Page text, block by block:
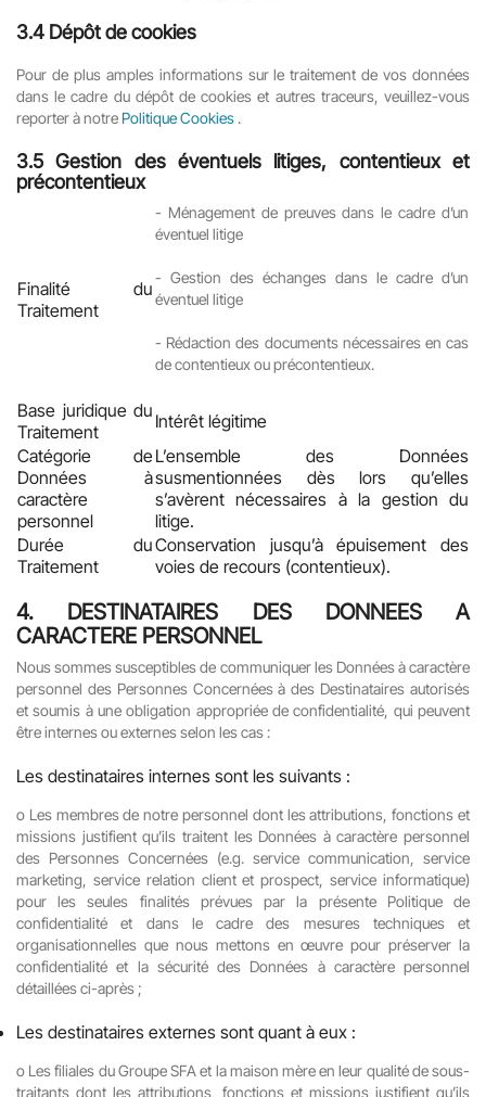
3.4 Dépôt de cookies
Pour de plus amples informations sur le traitement de vos données
dans le cadre du dépôt de cookies et autres traceurs, veuillez-vous
reporter à notre Politique Cookies .
3.5 Gestion des éventuels litiges, contentieux et
précontentieux
Finalité du
Traitement
- Ménagement de preuves dans le cadre d’un
éventuel litige
- Gestion des échanges dans le cadre d’un
éventuel litige
- Rédaction des documents nécessaires en cas
de contentieux ou précontentieux.
Base juridique du
Traitement
Intérêt légitime
Catégorie de
Données à
caractère
personnel
L’ensemble des Données
susmentionnées dès lors qu’elles
s’avèrent nécessaires à la gestion du
litige.
Durée du
Traitement
Conservation jusqu’à épuisement des
voies de recours (contentieux).
4.
DESTINATAIRES DES DONNEES A
CARACTERE PERSONNEL
Nous sommes susceptibles de communiquer les Données à caractère
personnel des Personnes Concernées à des Destinataires autorisés
et soumis à une obligation appropriée de confidentialité, qui peuvent
être internes ou externes selon les cas :
Les destinataires internes sont les suivants :
o Les membres de notre personnel dont les attributions, fonctions et
missions justifient qu’ils traitent les Données à caractère personnel
des Personnes Concernées (e.g. service communication, service
marketing, service relation client et prospect, service informatique)
pour les seules finalités prévues par la présente Politique de
confidentialité et dans le cadre des mesures techniques et
organisationnelles que nous mettons en œuvre pour préserver la
confidentialité et la sécurité des Données à caractère personnel
détaillées ci-après ;
Les destinataires externes sont quant à eux :
o Les filiales du Groupe SFA et la maison mère en leur qualité de sous-
traitants dont les attributions, fonctions et missions justifient qu’ils